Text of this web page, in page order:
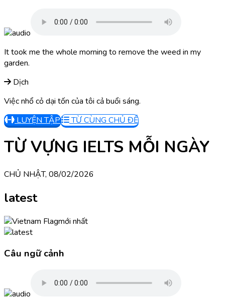
It took me the whole morning to remove the weed in my
garden.
Dịch
Việc nhổ cỏ dại tốn của tôi cả buổi sáng.
LUYỆN TẬP
TỪ CÙNG CHỦ ĐỀ
TỪ VỰNG IELTS MỖI NGÀY
CHỦ NHẬT, 08/02/2026
latest
mới nhất
Câu ngữ cảnh